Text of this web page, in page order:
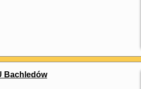
Bachledów